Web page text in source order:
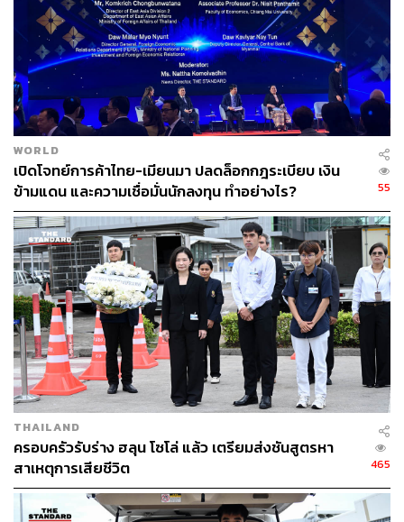
WORLD
เปิดโจทย์การค้าไทย-เมียนมา ปลดล็อกกฎระเบียบ เงิน
ข้ามแดน และความเชื่อมั่นนักลงทุน ทำอย่างไร?
55
THAILAND
ครอบครัวรับร่าง ฮลุน โซโล่ แล้ว เตรียมส่งชันสูตรหา
สาเหตุการเสียชีวิต
465